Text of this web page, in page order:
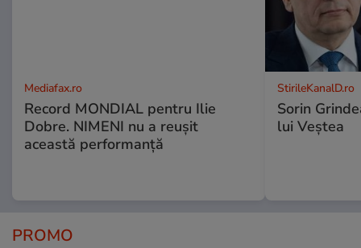
Mediafax.ro
Record MONDIAL pentru Ilie
Dobre. NIMENI nu a reușit
această performanță
StirileKanalD.ro
Sorin
lui Veștea
PROMO